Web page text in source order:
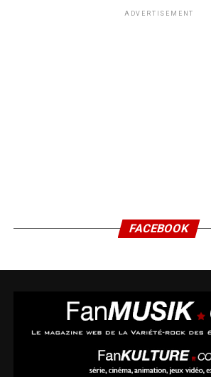
ADVERTISEMENT
FACEBOOK